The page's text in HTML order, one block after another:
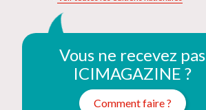
Vous ne recevez pas
ICIMAGAZINE ?
Comment faire ?